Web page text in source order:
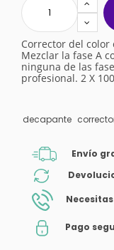
Corrector del color
Mezclar la fase A
ninguna de las
profesional. 2 X
decapante
Envío
Pago